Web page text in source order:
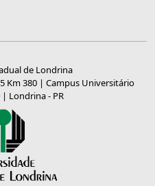
de Londrina
Km 380 | Campus Universitário
| Londrina - PR